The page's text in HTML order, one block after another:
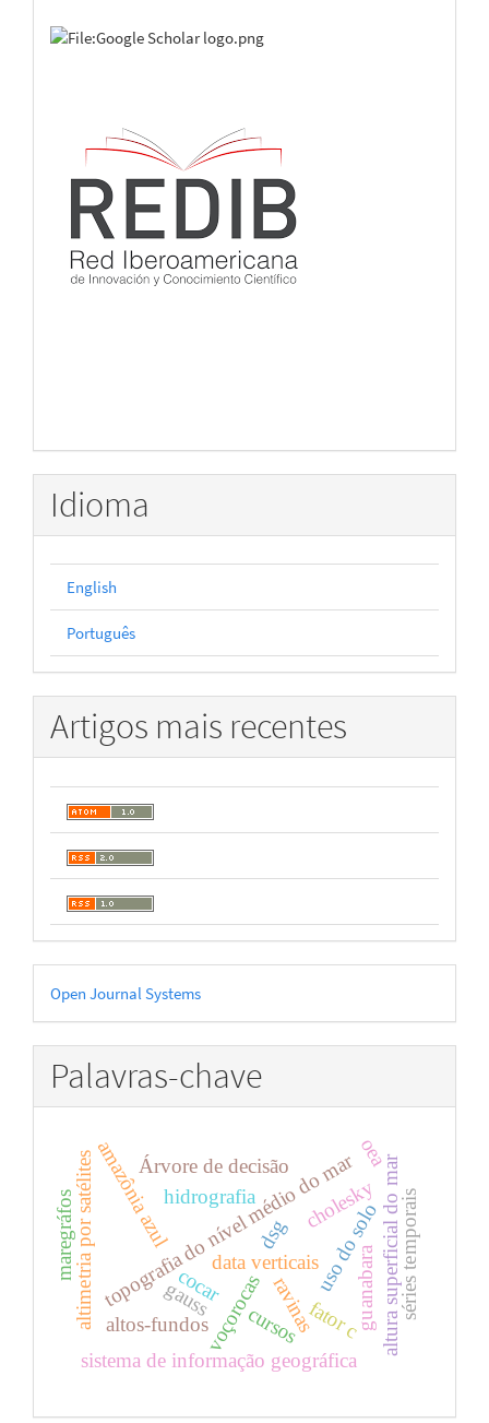
Idioma
English
Português
Artigos mais recentes
Desenvolvido
por
Open Journal Systems
Palavras-chave
data verticais
topografia do nível médio do mar
amazônia azul
voçorocasravinas
uso do solo
sistema de informação geográfica
Árvore de decisão
altimetria por satélites altura superficial do marséries temporais
maregráfos hidrografia
altos-fundos
cocar
dsg
fator c
gauss
cholesky
oea
cursos guanabara